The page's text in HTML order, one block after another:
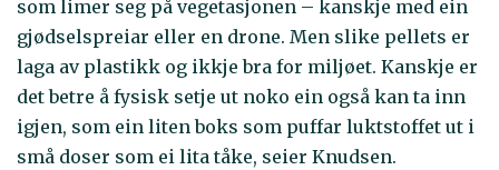
som limer seg på vegetasjonen – kanskje med ein
gjødselspreiar eller en drone. Men slike pellets er
laga av plastikk og ikkje bra for miljøet. Kanskje er
det betre å fysisk setje ut noko ein også kan ta inn
igjen, som ein liten boks som puffar luktstoffet ut i
små doser som ei lita tåke, seier Knudsen.